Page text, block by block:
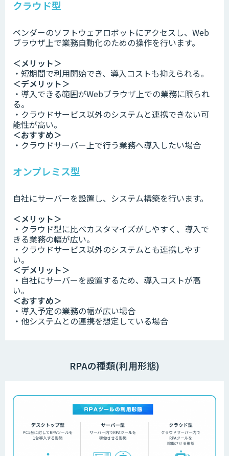
クラウド型
ベンダーのソフトウェアロボットにアクセスし、Web
ブラウザ上で業務自動化のための操作を行います。
＜メリット＞
・短期間で利用開始でき、導入コストも抑えられる。
＜デメリット＞
・導入できる範囲がWebブラウザ上での業務に限られ
る。
・クラウドサービス以外のシステムと連携できない可
能性が高い。
＜おすすめ＞
・クラウドサーバー上で行う業務へ導入したい場合
オンプレミス型
自社にサーバーを設置し、システム構築を行います。
＜メリット＞
・クラウド型に比べカスタマイズがしやすく、導入で
きる業務の幅が広い。
・クラウドサービス以外のシステムとも連携しやす
い。
＜デメリット＞
・自社にサーバーを設置するため、導入コストが高
い。
＜おすすめ＞
・導入予定の業務の幅が広い場合
・他システムとの連携を想定している場合
RPAの種類(利用形態)